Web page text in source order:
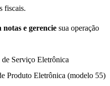
fiscais.
notas e gerencie sua operação
Serviço Eletrônica
Produto Eletrônica (modelo 55)